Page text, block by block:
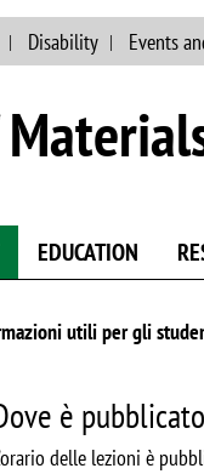
Disability Events
EDUCATION
utili per gli
è
delle lezioni è